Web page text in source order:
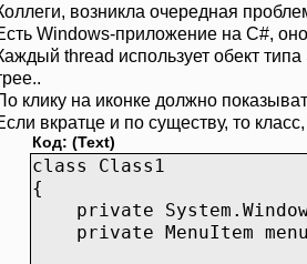
возникла очередная
Windows-приложение на C#,
thread использует обект
клику на иконке должно
вкратце и по существу, то
Код: (Text)
class Class1
{
private
private MenuItem